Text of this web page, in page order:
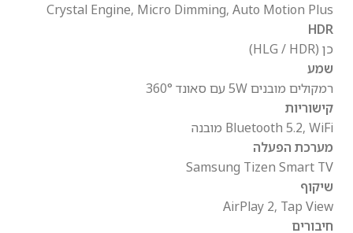
Crystal Engine, Micro Dimming, Auto Motion Plus
HDR
כן (HLG / HDR)
שמע
רמקולים מובנים 5W עם סאונד 360°
קישוריות
Bluetooth 5.2, WiFi מובנה
מערכת הפעלה
Samsung Tizen Smart TV
שיקוף
AirPlay 2, Tap View
חיבורים